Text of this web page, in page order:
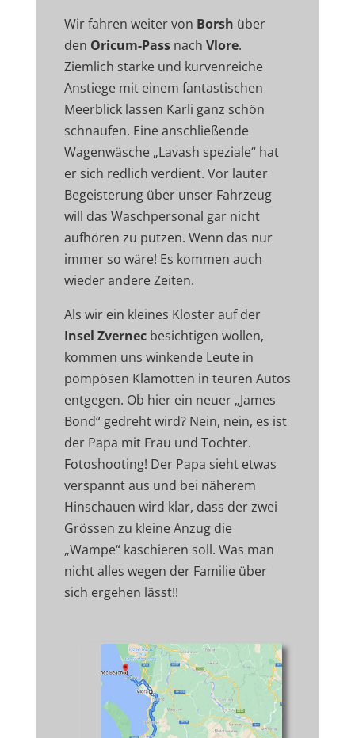
Wir fahren weiter von Borsh über
den Oricum-Passnach Vlore.
Ziemlich starke und kurvenreiche
Anstiege mit einem fantastischen
Meerblick lassen Karli ganz schön
schnaufen. Eine anschließende
Wagenwäsche „Lavash speziale“ hat
er sich redlich verdient. Vor lauter
Begeisterung über unser Fahrzeug
will das Waschpersonal gar nicht
aufhören zu putzen. Wenn das nur
immer so wäre! Es kommen auch
wieder andere Zeiten.
Als wir ein kleines Kloster auf der
Insel Zvernecbesichtigen wollen,
kommen uns winkende Leute in
pompösen Klamotten in teuren Autos
entgegen. Ob hier ein neuer „James
Bond“ gedreht wird? Nein, nein, es ist
der Papa mit Frau und Tochter.
Fotoshooting! Der Papa sieht etwas
verspannt aus und bei näherem
Hinschauen wird klar, dass der zwei
Grössen zu kleine Anzug die
„Wampe“ kaschieren soll. Was man
nicht alles wegen der Familie über
sich ergehen lässt!!